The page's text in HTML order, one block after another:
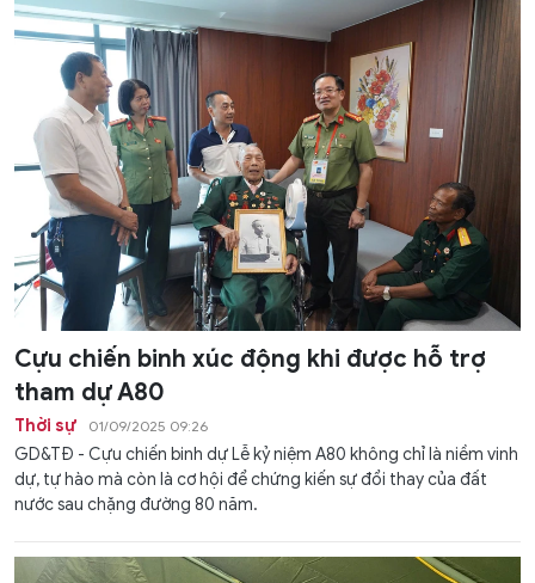
Cựu chiến binh xúc động khi được hỗ trợ
tham dự A80
Thời sự 01/09/2025 09:26
GD&TĐ - Cựu chiến binh dự Lễ kỷ niệm A80 không chỉ là niềm vinh
dự, tự hào mà còn là cơ hội để chứng kiến sự đổi thay của đất
nước sau chặng đường 80 năm.